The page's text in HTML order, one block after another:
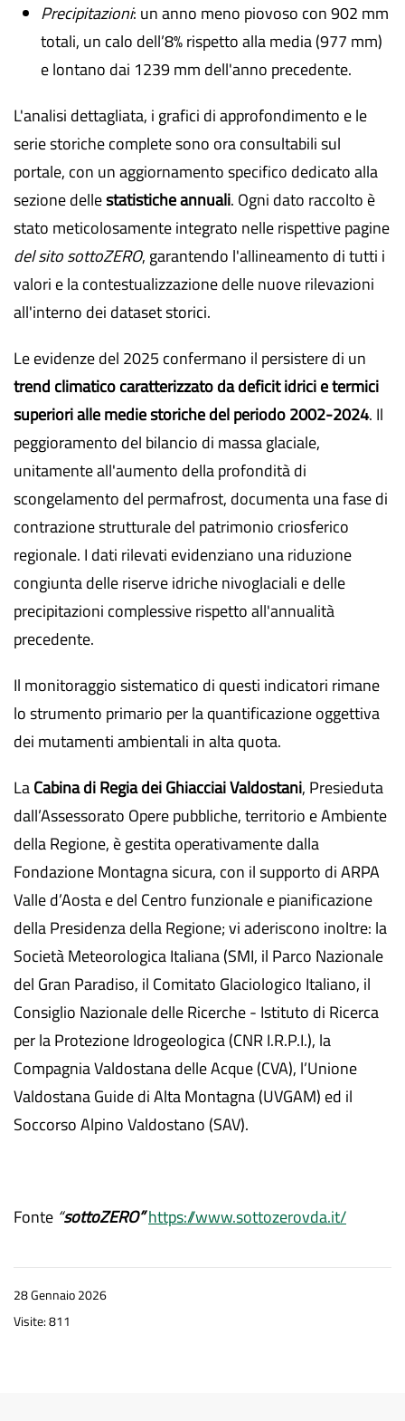
Precipitazioni: un anno meno piovoso con 902 mm
totali, un calo dell’8% rispetto alla media (977 mm)
e lontano dai 1239 mm dell'anno precedente.
L'analisi dettagliata, i grafici di approfondimento e le
serie storiche complete sono ora consultabili sul
portale, con un aggiornamento specifico dedicato alla
sezione dellestatistiche annuali. Ogni dato raccolto è
stato meticolosamente integrato nelle rispettive pagine
del sito sottoZERO, garantendo l'allineamento di tutti i
valori e la contestualizzazione delle nuove rilevazioni
all'interno dei dataset storici.
Le evidenze del 2025 confermano il persistere di un
trend climatico caratterizzato da deficit idrici e termici
superiori alle medie storiche del periodo 2002-2024. Il
peggioramento del bilancio di massa glaciale,
unitamente all'aumento della profondità di
scongelamento del permafrost, documenta una fase di
contrazione strutturale del patrimonio criosferico
regionale. I dati rilevati evidenziano una riduzione
congiunta delle riserve idriche nivoglaciali e delle
precipitazioni complessive rispetto all'annualità
precedente.
Il monitoraggio sistematico di questi indicatori rimane
lo strumento primario per la quantificazione oggettiva
dei mutamenti ambientali in alta quota.
LaCabina di Regia dei Ghiacciai Valdostani, Presieduta
dall’Assessorato Opere pubbliche, territorio e Ambiente
della Regione, è gestita operativamente dalla
Fondazione Montagna sicura, con il supporto di ARPA
Valle d’Aosta e del Centro funzionale e pianificazione
della Presidenza della Regione; vi aderiscono inoltre: la
Società Meteorologica Italiana (SMI, il Parco Nazionale
del Gran Paradiso, il Comitato Glaciologico Italiano, il
Consiglio Nazionale delle Ricerche - Istituto di Ricerca
per la Protezione Idrogeologica (CNR I.R.P.I.), la
Compagnia Valdostana delle Acque (CVA), l’Unione
Valdostana Guide di Alta Montagna (UVGAM) ed il
Soccorso Alpino Valdostano (SAV).
Fonte “sottoZERO”https://www.sottozerovda.it/
28 Gennaio 2026
Visite: 811